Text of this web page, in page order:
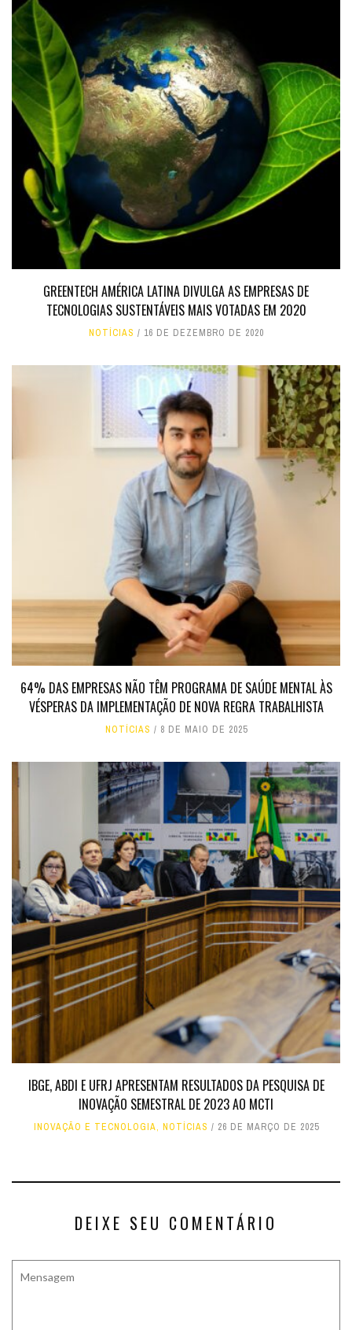
GREENTECH AMÉRICA LATINA DIVULGA AS EMPRESAS DE
TECNOLOGIAS SUSTENTÁVEIS MAIS VOTADAS EM 2020
NOTÍCIAS 16 DE DEZEMBRO DE 2020
64% DAS EMPRESAS NÃO TÊM PROGRAMA DE SAÚDE MENTAL ÀS
VÉSPERAS DA IMPLEMENTAÇÃO DE NOVA REGRA TRABALHISTA
NOTÍCIAS 8 DE MAIO DE 2025
IBGE, ABDI E UFRJ APRESENTAM RESULTADOS DA PESQUISA DE
INOVAÇÃO SEMESTRAL DE 2023 AO MCTI
INOVAÇÃO E TECNOLOGIA, NOTÍCIAS 26 DE MARÇO DE 2025
DEIXE SEU COMENTÁRIO